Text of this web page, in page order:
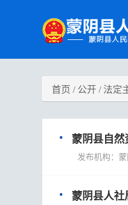
首页 / 公开 / 法定
蒙阴县自然
发布机构：
蒙阴县人社